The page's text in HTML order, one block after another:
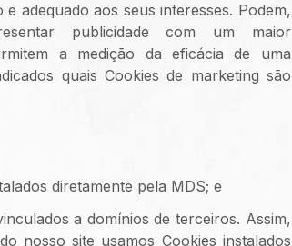
adequado aos seus interesses. Podem,
publicidade com um maior
a medição da eficácia de uma
quais Cookies de marketing são
diretamente pela MDS; e
a domínios de terceiros. Assim,
nosso site usamos Cookies instalados